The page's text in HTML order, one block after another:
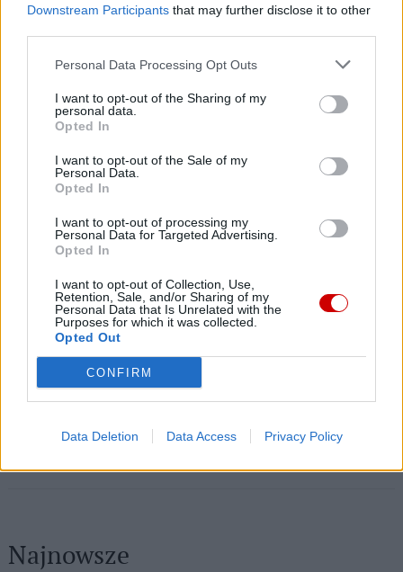
Downstream Participants that may further disclose it to other
Personal Data Processing Opt Outs
I want to opt-out of the Sharing of my
personal data.
Opted In
I want to opt-out of the Sale of my
Personal Data.
Opted In
I want to opt-out of processing my
Personal Data for Targeted Advertising.
Opted In
I want to opt-out of Collection, Use,
Retention, Sale, and/or Sharing of my
Personal Data that Is Unrelated with the
Purposes for which it was collected.
Opted Out
CONFIRM
Data Deletion Data Access Privacy Policy
informacje z życia Kościoła w Polsce i na świecie.
Jednak bez Twojej pomocy sprostanie temu
zadaniu będzie coraz trudniejsze.
pośrednictwem serwisu Patronite.
Dzięki Tobie będziemy mogli realizować naszą
misję. Więcej informacji znajdziesz
Facebook
TwitterMessengerWhatsApp
EmailCopy
Link
Print
Wersja do druku
Najnowsze